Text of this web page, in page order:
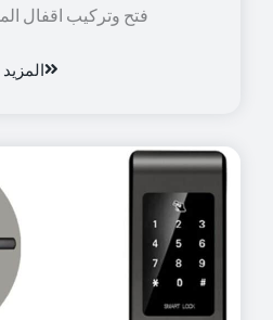
فتح وتركيب اقفال
المزيد